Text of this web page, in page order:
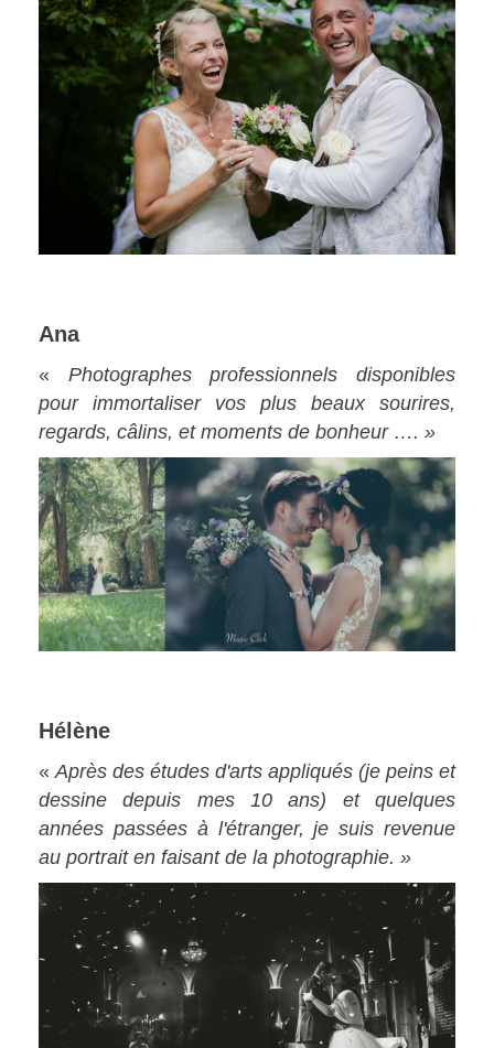
Ana
« Photographes professionnels disponibles
pour immortaliser vos plus beaux sourires,
regards, câlins, et moments de bonheur …. »
Hélène
« Après des études d'arts appliqués (je peins et
dessine depuis mes 10 ans) et quelques
années passées à l'étranger, je suis revenue
au portrait en faisant de la photographie. »